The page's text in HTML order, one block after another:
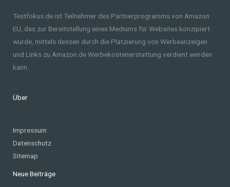
Testfokus.de ist Teilnehmer des Partnerprogramms von Amazon
EU, das zur Bereitstellung eines Mediums für Websites konzipiert
wurde, mittels dessen durch die Platzierung von Werbeanzeigen
und Links zu Amazon.de Werbekostenerstattung verdient werden
kann.
Über
Impressum
Datenschutz
Sitemap
Neue Beiträge